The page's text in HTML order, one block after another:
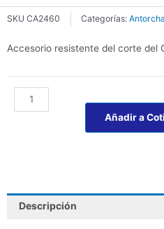
SKU CA2460 Categorías:
Accesorio resistente del corte del
ANTORCHA
MANUAL
Añadir a
Descripción